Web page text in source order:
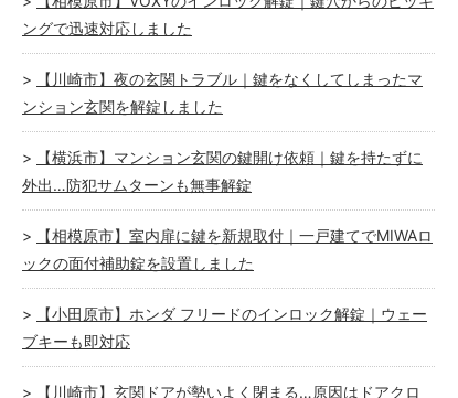
ングで迅速対応しました
【川崎市】夜の玄関トラブル｜鍵をなくしてしまったマ
ンション玄関を解錠しました
【横浜市】マンション玄関の鍵開け依頼｜鍵を持たずに
外出…防犯サムターンも無事解錠
【相模原市】室内扉に鍵を新規取付｜一戸建てでMIWAロ
ックの面付補助錠を設置しました
【小田原市】ホンダ フリードのインロック解錠｜ウェー
ブキーも即対応
【川崎市】玄関ドアが勢いよく閉まる…原因はドアクロ